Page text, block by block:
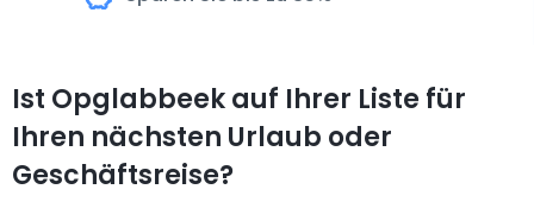
Ist Opglabbeek auf Ihrer Liste für
Ihren nächsten Urlaub oder
Geschäftsreise?